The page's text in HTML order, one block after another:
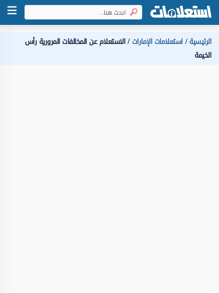
الرئيسية استعلامات الإمارات الاستعلام عن المخالفات المرورية رأس
الخيمة